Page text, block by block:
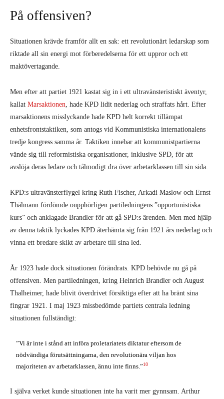
På offensiven?
Situationen krävde framför allt en sak: ett revolutionärt ledarskap som
riktade all sin energi mot förberedelserna för ett uppror och ett
maktövertagande.
Men efter att partiet 1921 kastat sig in i ett ultravänsteristiskt äventyr,
kallat Marsaktionen , hade KPD lidit nederlag och straffats hårt. Efter
marsaktionens misslyckande hade KPD helt korrekt tillämpat
enhetsfrontstaktiken, som antogs vid Kommunistiska internationalens
tredje kongress samma år. Taktiken innebar att kommunistpartierna
vände sig till reformistiska organisationer, inklusive SPD, för att
avslöja deras ledare och tålmodigt dra över arbetarklassen till sin sida.
KPD:s ultravänsterflygel kring Ruth Fischer, Arkadi Maslow och Ernst
Thälmann fördömde oupphörligen partiledningens ”opportunistiska
kurs” och anklagade Brandler för att gå SPD:s ärenden. Men med hjälp
av denna taktik lyckades KPD återhämta sig från 1921 års nederlag och
vinna ett bredare skikt av arbetare till sina led.
År 1923 hade dock situationen förändrats. KPD behövde nu gå på
offensiven. Men partiledningen, kring Heinrich Brandler och August
Thalheimer, hade blivit överdrivet försiktiga efter att ha bränt sina
fingrar 1921. I maj 1923 missbedömde partiets centrala ledning
situationen fullständigt:
”Vi är inte i stånd att införa proletariatets diktatur eftersom de
nödvändiga förutsättningarna, den revolutionära viljan hos
majoriteten av arbetarklassen, ännu inte finns.”10
I själva verket kunde situationen inte ha varit mer gynnsam. Arthur